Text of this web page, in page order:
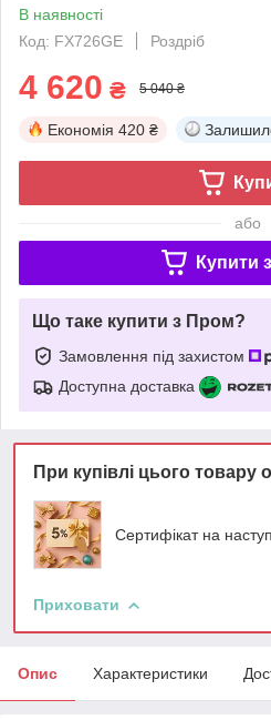
В наявності
Код: FX726GE
Роздріб
4 620 ₴ 5 040 ₴
Економія 420 ₴
або
Купити з
Що таке купити з Пром?
Замовлення під захистом
Доступна доставка
При купівлі цього
Сертифікат на
Приховати
Опис Характеристики